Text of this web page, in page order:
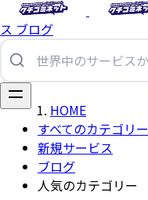
ス ブログ
すべてのカテゴリー
新規サービス
ブログ
人気のカテゴリー
HOME